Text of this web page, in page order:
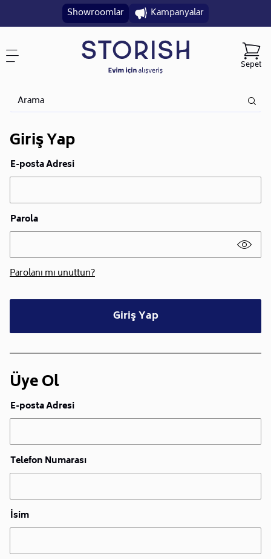
Showroomlar Kampanyalar
Sepet
Giriş Yap
E-posta Adresi
Parola
Parolanı mı unuttun?
Giriş Yap
Üye Ol
E-posta Adresi
Telefon Numarası
İsim